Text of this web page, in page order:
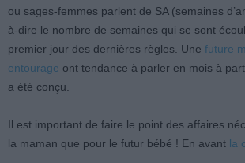
ou sages-femmes parlent de SA (semaines
à-dire le nombre de semaines qui se sont
premier jour des dernières règles. Une future
entourage ont tendance à parler en mois à
a été conçu.
Il est important de faire le point des affaires
la maman que pour le futur bébé ! En avant la